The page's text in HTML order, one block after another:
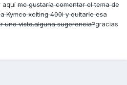
aquí me gustaría comentar el tema de
Kymco xciting 400i y quitarle esa
uno visto.alguna sugerencia?gracias